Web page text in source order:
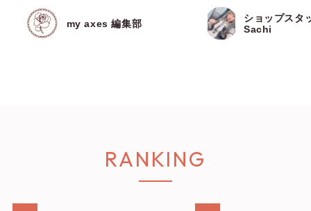
my axes 編集部
ショップスタ
Sachi
RANKING